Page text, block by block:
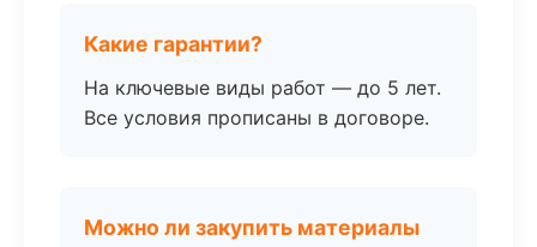
Какие гарантии?
На ключевые виды работ — до 5 лет.
Все условия прописаны в договоре.
Можно ли закупить материалы